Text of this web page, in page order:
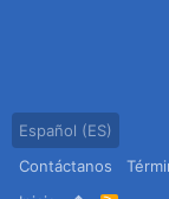
Español (ES)
Contáctanos